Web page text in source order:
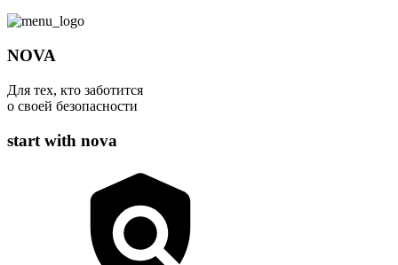
NOVA
Для тех, кто заботится
о своей безопасности
start with nova